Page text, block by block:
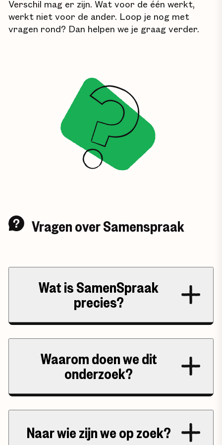
Verschil mag er zijn. Wat voor de één werkt,
werkt niet voor de ander. Loop je nog met
vragen rond? Dan helpen we je graag verder.
Vragen over Samenspraak
Wat is SamenSpraak
precies?
Waarom doen we dit
onderzoek?
Naar wie zijn we op zoek?